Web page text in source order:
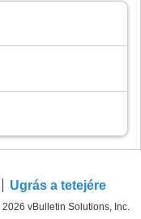
Ugrás a tetejére
vBulletin Solutions, Inc.